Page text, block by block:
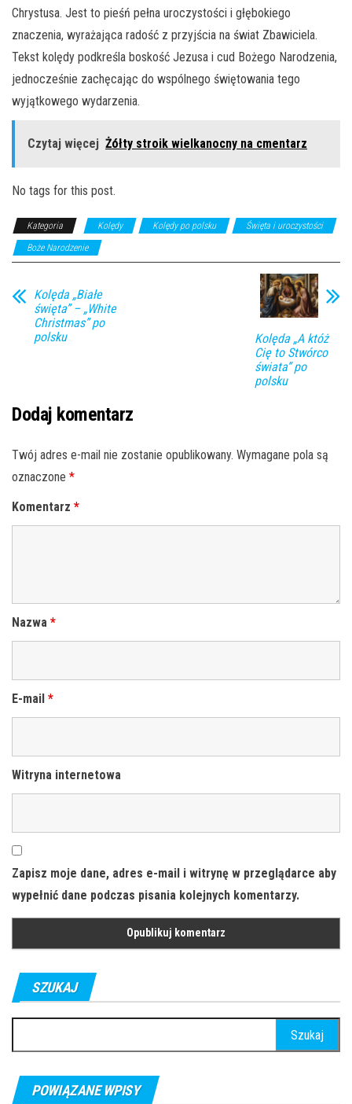
Chrystusa. Jest to pieśń pełna uroczystości i głębokiego
znaczenia, wyrażająca radość z przyjścia na świat Zbawiciela.
Tekst kolędy podkreśla boskość Jezusa i cud Bożego Narodzenia,
jednocześnie zachęcając do wspólnego świętowania tego
wyjątkowego wydarzenia.
Czytaj więcej Żółty stroik wielkanocny na cmentarz
No tags for this post.
Kategoria Kolędy Kolędy po polsku
Święta i uroczystości
Boże Narodzenie
Kolęda „Białe
święta” – „White
Christmas” po
polsku
Kolęda „A któż
Cię to Stwórco
świata” po
polsku
Dodaj komentarz
Twój adres e-mail nie zostanie opublikowany. Wymagane pola są
oznaczone *
Komentarz *
Nazwa *
E-mail *
Witryna internetowa
Zapisz moje dane, adres e-mail i witrynę w przeglądarce aby
wypełnić dane podczas pisania kolejnych komentarzy.
SZUKAJ
POWIĄZANE WPISY